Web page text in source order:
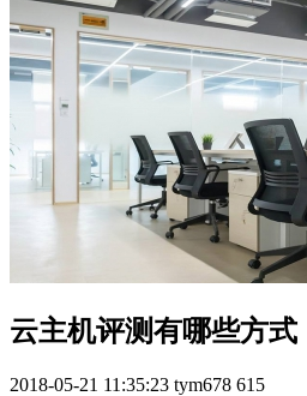
云主机评测有哪些方式
2018-05-21 11:35:23 tym678 615